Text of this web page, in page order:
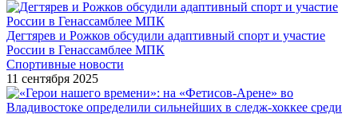
Дегтярев и Рожков обсудили адаптивный спорт и участие
России в Генассамблее МПК
Спортивные новости
11 сентября 2025